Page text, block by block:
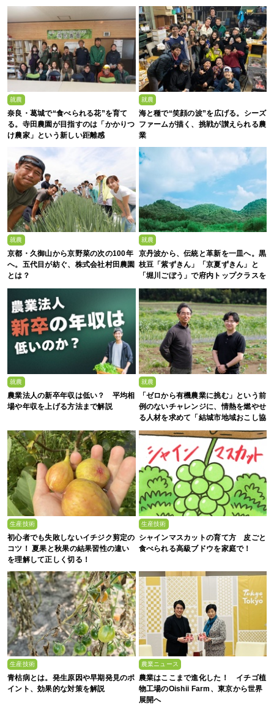
就農
奈良・葛城で“食べられる花”を育て
る。寺田農園が目指すのは「かかりつ
け農家」という新しい距離感
就農
海と種で“笑顔の波”を広げる。シーズ
ファームが描く、挑戦が讃えられる農
業
就農
京都・久御山から京野菜の次の100年
へ。五代目が紡ぐ、株式会社村田農園
とは？
就農
京丹波から、伝統と革新を一皿へ。黒
枝豆「紫ずきん」「京夏ずきん」と
「堀川ごぼう」で府内トップクラスを
誇る、株式会社新田農園
就農
農業法人の新卒年収は低い？ 平均相
場や年収を上げる方法まで解説
就農
「ゼロから有機農業に挑む」という前
例のないチャレンジに、情熱を燃やせ
る人材を求めて「結城市地域おこし協
力隊募集」
生産技術
初心者でも失敗しないイチジク剪定の
コツ！ 夏果と秋果の結果習性の違い
を理解して正しく切る！
生産技術
シャインマスカットの育て方 皮ごと
食べられる高級ブドウを家庭で！
生産技術
青枯病とは。発生原因や早期発見のポ
イント、効果的な対策を解説
農業ニュース
農業はここまで進化した！ イチゴ植
物工場のOishii Farm、東京から世界
展開へ